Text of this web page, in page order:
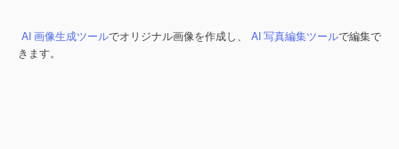
AI 画像生成ツールでオリジナル画像を作成し、 AI 写真編集ツールで編集で
きます。